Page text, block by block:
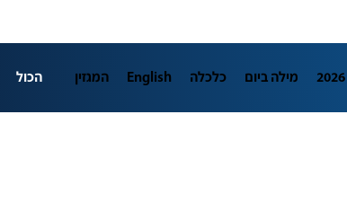
מילה ביום כלכלה English המגזין הכול